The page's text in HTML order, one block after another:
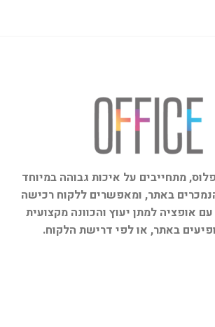
מתחייבים על איכות גבוהה במיוחד
באתר, ומאפשרים ללקוח רכישה
אופציה למתן יעוץ והכוונה מקצועית
באתר, או לפי דרישת הלקוח.